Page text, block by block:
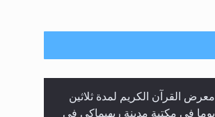
معرض القرآن الكريم لمدة ثلاثين
يوما في مكتبة مدينة ريهيماكي في